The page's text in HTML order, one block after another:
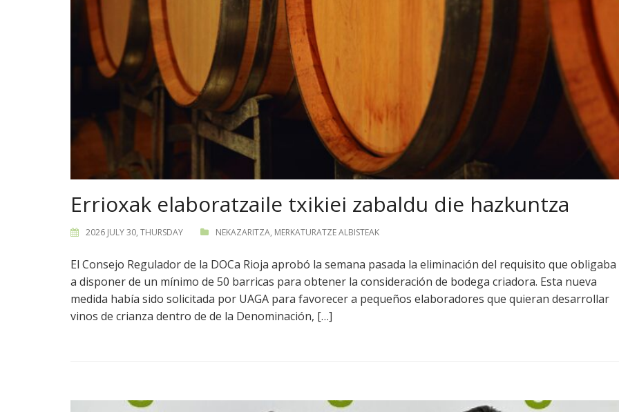
Errioxak elaboratzaile txikiei zabaldu die hazkuntza
2026 JULY 30, THURSDAY NEKAZARITZA, MERKATURATZE ALBISTEAK
El Consejo Regulador de la DOCa Rioja aprobó la semana pasada la eliminación del requisito que obligaba
a disponer de un mínimo de 50 barricas para obtener la consideración de bodega criadora. Esta nueva
medida había sido solicitada por UAGA para favorecer a pequeños elaboradores que quieran desarrollar
vinos de crianza dentro de de la Denominación, […]